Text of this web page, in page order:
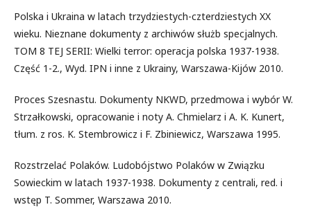
Polska i Ukraina w latach trzydziestych-czterdziestych XX
wieku. Nieznane dokumenty z archiwów służb specjalnych.
TOM 8 TEJ SERII: Wielki terror: operacja polska 1937-1938.
Część 1-2., Wyd. IPN i inne z Ukrainy, Warszawa-Kijów 2010.
Proces Szesnastu. Dokumenty NKWD, przedmowa i wybór W.
Strzałkowski, opracowanie i noty A. Chmielarz i A. K. Kunert,
tłum. z ros. K. Stembrowicz i F. Zbiniewicz, Warszawa 1995.
Rozstrzelać Polaków. Ludobójstwo Polaków w Związku
Sowieckim w latach 1937-1938. Dokumenty z centrali, red. i
wstęp T. Sommer, Warszawa 2010.